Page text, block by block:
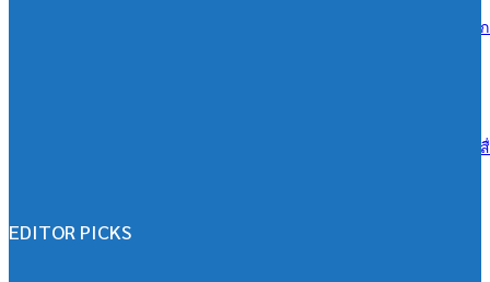
ซีพีแรม ผนึกกำลังทุกภาคส่วน สานต่อ 13 ปี “CPRAM Green Life” #ปลูก
ดีน่ารีเฟรชแบรนด์ครั้งใหญ่ ดึง BamBam ถ่ายทอดภาพลักษณ์ใหม่ ผ่าน
EDITOR PICKS